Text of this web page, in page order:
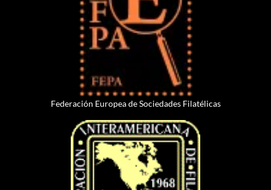
Federación Europea de Sociedades Filatélicas